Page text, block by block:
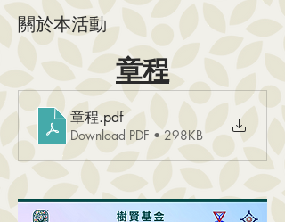
關於本活動
章程
章程.pdf
Download PDF • 298KB